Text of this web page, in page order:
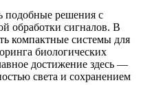
подобные решения с
обработки сигналов. В
компактные системы для
биологических
достижение здесь —
света и сохранением